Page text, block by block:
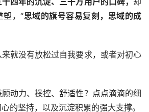
塑，“思域的旗号容易复刻，思域的成
就没有放松过自我要求，或者对初心
动力、操控、舒适性？点点滴滴的细
的坚持，以及沉淀积累的强大支撑。